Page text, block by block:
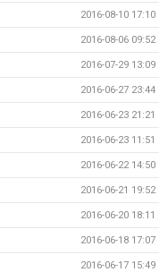
2016-08-10 17:10
2016-08-06 09:52
2016-07-29 13:09
2016-06-27 23:44
2016-06-23 21:21
2016-06-23 11:51
2016-06-22 14:50
2016-06-21 19:52
2016-06-20 18:11
2016-06-18 17:07
2016-06-17 15:49